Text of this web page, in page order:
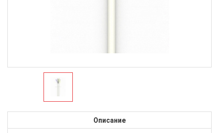
Описание